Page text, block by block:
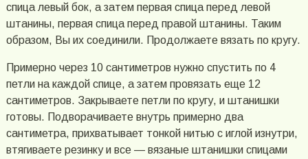
спица левый бок, а затем первая спица перед левой
штанины, первая спица перед правой штанины. Таким
образом, Вы их соединили. Продолжаете вязать по кругу.
Примерно через 10 сантиметров нужно спустить по 4
петли на каждой спице, а затем провязать еще 12
сантиметров. Закрываете петли по кругу, и штанишки
готовы. Подворачиваете внутрь примерно два
сантиметра, прихватывает тонкой нитью с иглой изнутри,
втягиваете резинку и все — вязаные штанишки спицами